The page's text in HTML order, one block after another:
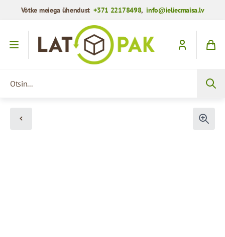
Võtke meiega ühendust+371 22178498,info@ieliecmaisa.lv